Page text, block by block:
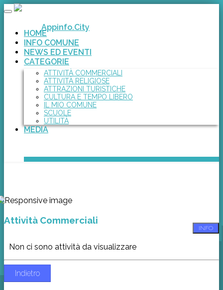
Toggle
Appinfo.City
HOME
INFO COMUNE
NEWS ED EVENTI
CATEGORIE
ATTIVITÀ COMMERCIALI
ATTIVITÀ RELIGIOSE
ATTRAZIONI TURISTICHE
CULTURA E TEMPO LIBERO
IL MIO COMUNE
SCUOLE
UTILITÀ
MEDIA
INFO
Attività Commerciali
Non ci sono attività da visualizzare
Indietro